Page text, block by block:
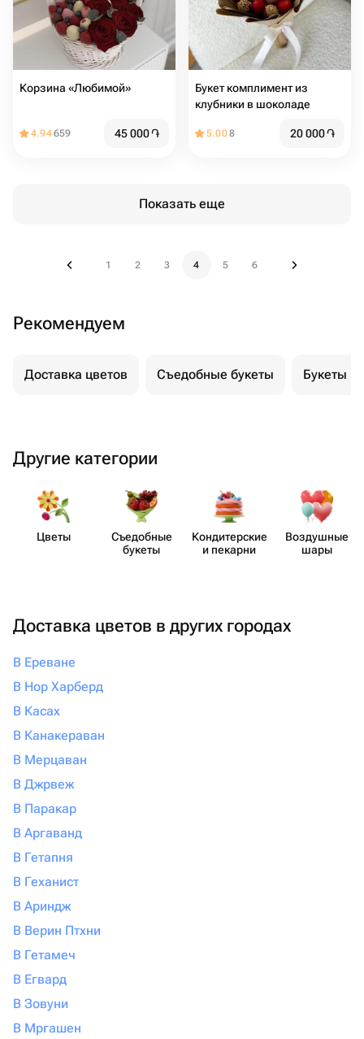
Корзина «Любимой»
4.94659 45 000֏
Букет комплимент из
клубники в шоколаде
5.008 20 000֏
Показать еще
1 2 3 4 5 6
Рекомендуем
Доставка цветов Съедобные букеты Букеты
Другие категории
Цветы
Съедобные
букеты
Кондит​ерские
и пекарни
Воздушные
шары
Доставка цветов в других городах
В Ереване
В Нор Харберд
В Касах
В Канакераван
В Мерцаван
В Джрвеж
В Паракар
В Аргаванд
В Гетапня
В Геханист
В Ариндж
В Верин Птхни
В Гетамеч
В Егвард
В Зовуни
В Мргашен